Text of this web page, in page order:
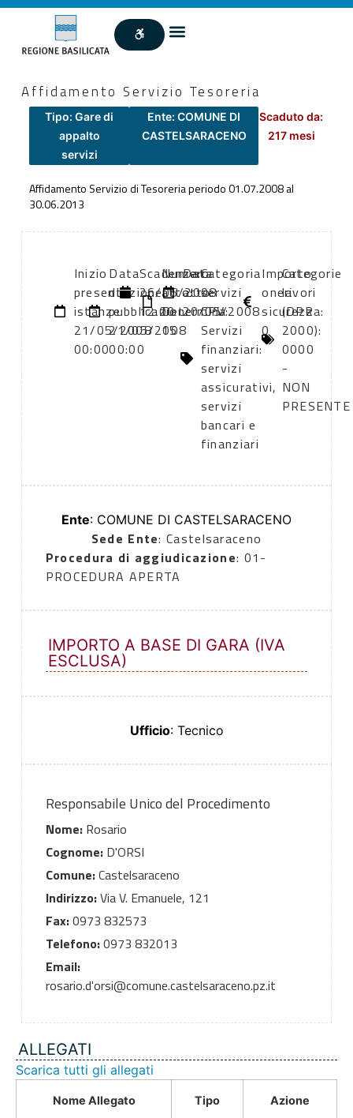
Affidamento Servizio Tesoreria
Tipo: Gare di
appalto
servizi
Ente: COMUNE DI
CASTELSARACENO
Scaduto da:
217 mesi
Affidamento Servizio di Tesoreria periodo 01.07.2008 al
30.06.2013
Inizio
presentazione
istanze:
21/05/2008
00:00
Data
di
pubblicazione:
21/05/2008
00:00
Scadenza:
26/06/2008
12:00
Numero
atto:
Determina
15
Data
atto:
20/05/2008
Categoria
servizi
CPV:
Servizi
finanziari:
servizi
assicurativi,
servizi
bancari e
finanziari
Importo
oneri
sicurezza:
0
Categorie
lavori
(DPR
2000):
0000
-
NON
PRESENTE
Ente: COMUNE DI CASTELSARACENO
Sede Ente: Castelsaraceno
Procedura di aggiudicazione: 01-
PROCEDURA APERTA
IMPORTO A BASE DI GARA (IVA
ESCLUSA)
Ufficio: Tecnico
Responsabile Unico del Procedimento
Nome:Rosario
Cognome:D'ORSI
Comune:Castelsaraceno
Indirizzo:Via V. Emanuele, 121
Fax:0973 832573
Telefono:0973 832013
Email:
rosario.d'orsi@comune.castelsaraceno.pz.it
ALLEGATI
Scarica tutti gli allegati
Nome Allegato Tipo Azione